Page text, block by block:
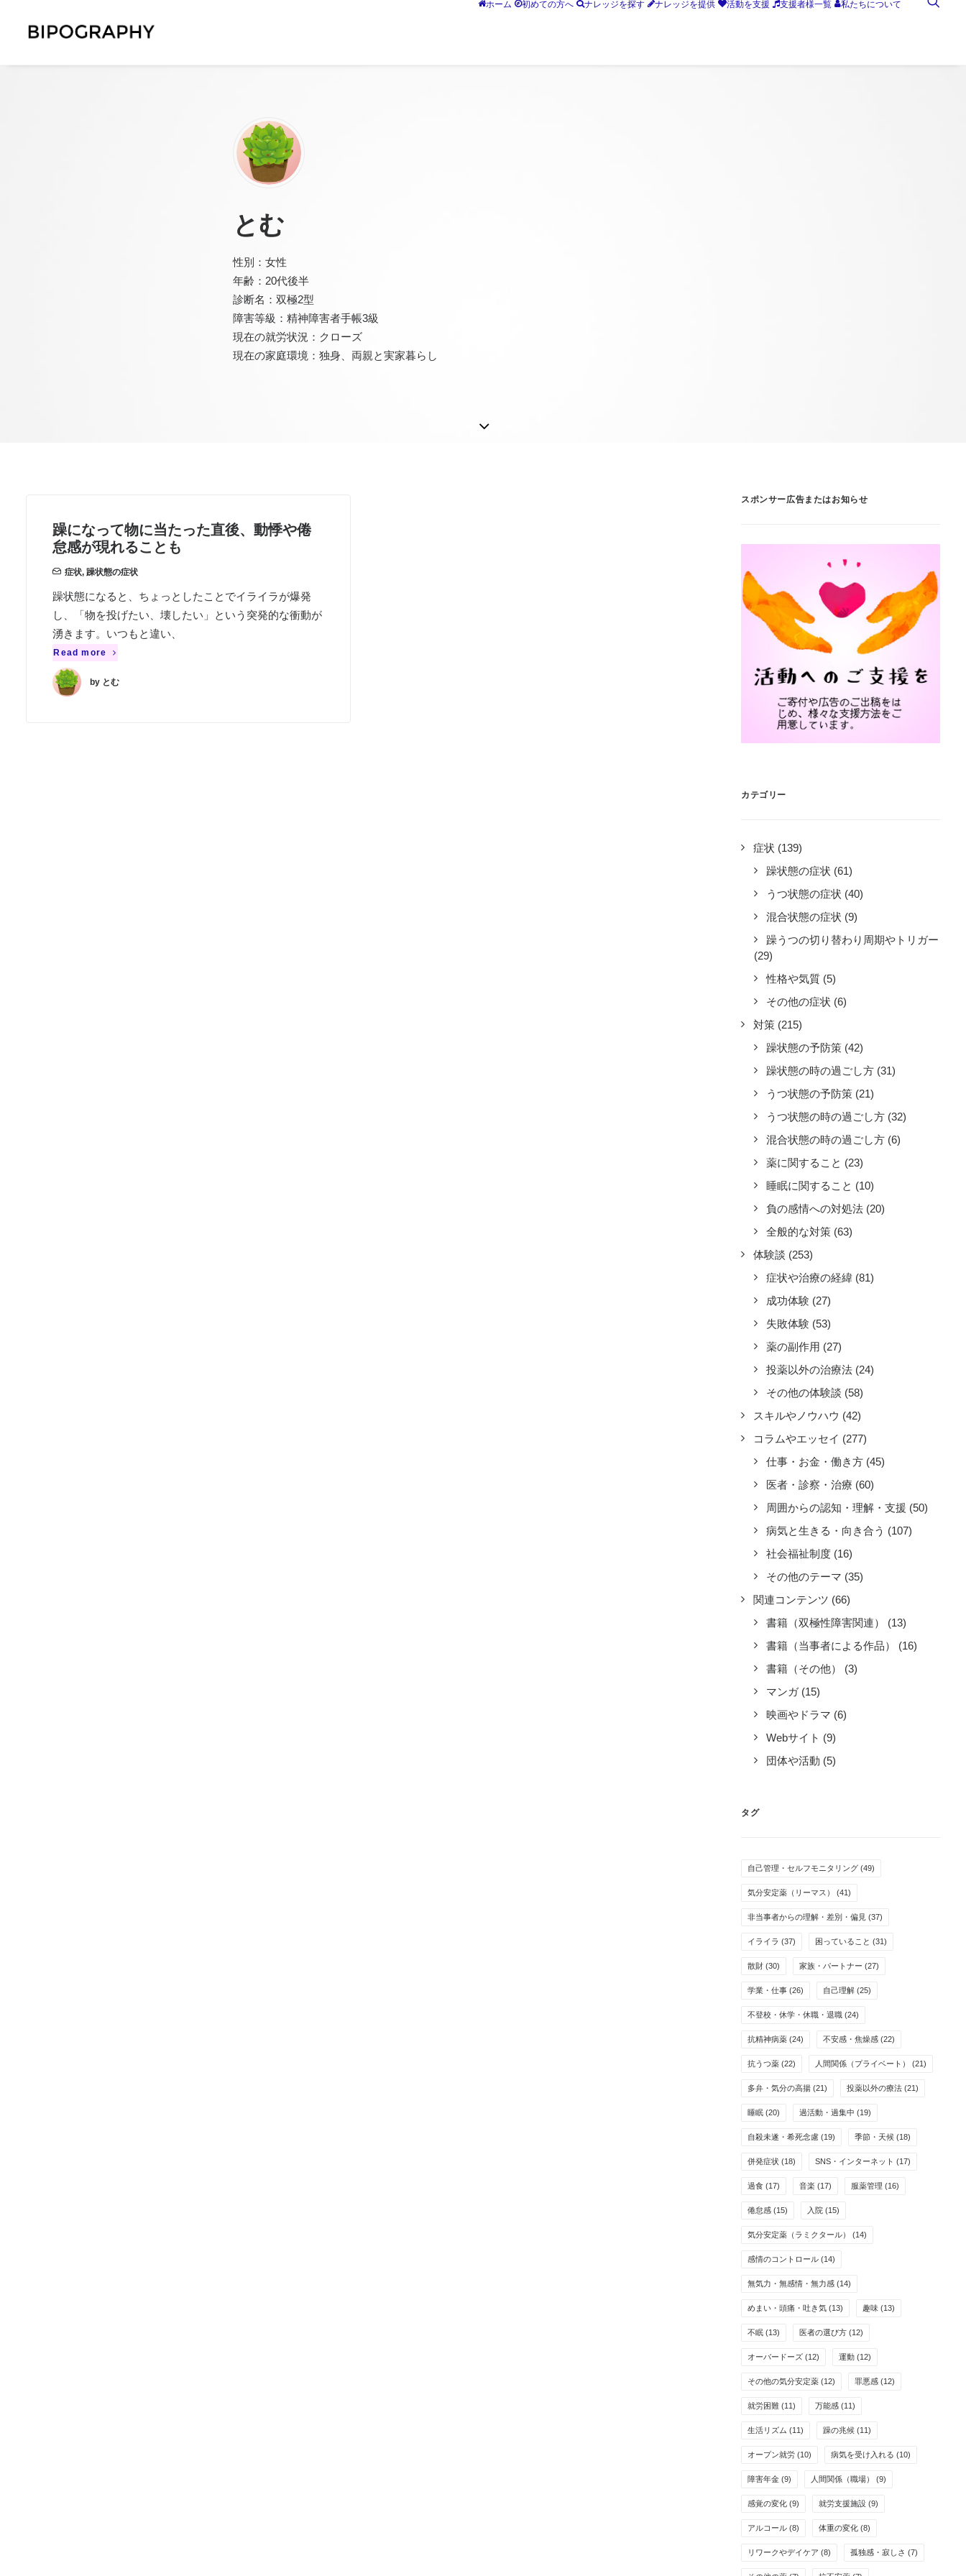
ホーム 初めての方へ ナレッジを探す ナレッジを提供 活動を支援 支援者様一覧 私たちについて
とむ
性別：女性
年齢：20代後半
診断名：双極2型
障害等級：精神障害者手帳3級
現在の就労状況：クローズ
現在の家庭環境：独身、両親と実家暮らし
躁になって物に当たった直後、動悸や倦
怠感が現れることも
症状, 躁状態の症状
躁状態になると、ちょっとしたことでイライラが爆発
し、「物を投げたい、壊したい」という突発的な衝動が
湧きます。いつもと違い、
Read more
by とむ
スポンサー広告またはお知らせ
カテゴリー
症状 (139)
躁状態の症状 (61)
うつ状態の症状 (40)
混合状態の症状 (9)
躁うつの切り替わり周期やトリガー
(29)
性格や気質 (5)
その他の症状 (6)
対策 (215)
躁状態の予防策 (42)
躁状態の時の過ごし方 (31)
うつ状態の予防策 (21)
うつ状態の時の過ごし方 (32)
混合状態の時の過ごし方 (6)
薬に関すること (23)
睡眠に関すること (10)
負の感情への対処法 (20)
全般的な対策 (63)
体験談 (253)
症状や治療の経緯 (81)
成功体験 (27)
失敗体験 (53)
薬の副作用 (27)
投薬以外の治療法 (24)
その他の体験談 (58)
スキルやノウハウ (42)
コラムやエッセイ (277)
仕事・お金・働き方 (45)
医者・診察・治療 (60)
周囲からの認知・理解・支援 (50)
病気と生きる・向き合う (107)
社会福祉制度 (16)
その他のテーマ (35)
関連コンテンツ (66)
書籍（双極性障害関連）
(13)
書籍（当事者による作品）
(16)
書籍（その他）
(3)
マンガ (15)
映画やドラマ (6)
Webサイト (9)
団体や活動 (5)
タグ
自己管理・セルフモニタリング (49)
気分安定薬（リーマス） (41)
非当事者からの理解・差別・偏見 (37)
イライラ (37) 困っていること (31)
散財 (30) 家族・パートナー (27)
学業・仕事 (26) 自己理解 (25)
不登校・休学・休職・退職 (24)
抗精神病薬 (24) 不安感・焦燥感 (22)
抗うつ薬 (22) 人間関係（プライベート） (21)
多弁・気分の高揚 (21) 投薬以外の療法 (21)
睡眠 (20) 過活動・過集中 (19)
自殺未遂・希死念慮 (19) 季節・天候 (18)
併発症状 (18) SNS・インターネット (17)
過食 (17) 音楽 (17) 服薬管理 (16)
倦怠感 (15) 入院 (15)
気分安定薬（ラミクタール） (14)
感情のコントロール (14)
無気力・無感情・無力感 (14)
めまい・頭痛・吐き気 (13) 趣味 (13)
不眠 (13) 医者の選び方 (12)
オーバードーズ (12) 運動 (12)
その他の気分安定薬 (12) 罪悪感 (12)
就労困難 (11) 万能感 (11)
生活リズム (11) 躁の兆候 (11)
オープン就労 (10) 病気を受け入れる (10)
障害年金 (9) 人間関係（職場） (9)
感覚の変化 (9) 就労支援施設 (9)
アルコール (8) 体重の変化 (8)
リワークやデイケア (8) 孤独感・寂しさ (7)